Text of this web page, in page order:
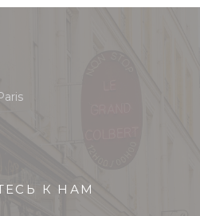
((открывается в новом окне))
К НАМ